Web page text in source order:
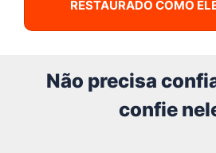
RESTAURADO COMO
Não precisa
confie